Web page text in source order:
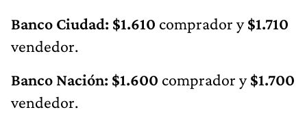
Banco Ciudad: $1.610 comprador y$1.710
vendedor.
Banco Nación: $1.600 comprador y$1.700
vendedor.